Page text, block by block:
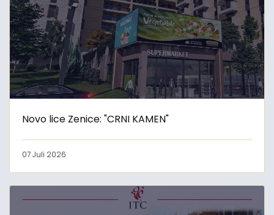
Novo lice Zenice: "CRNI KAMEN"
07 Juli 2026